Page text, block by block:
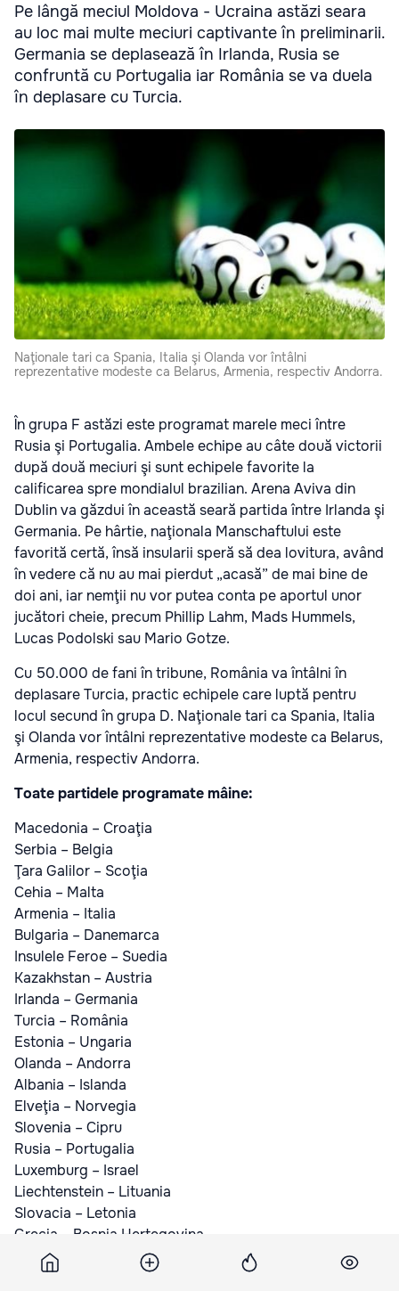
Pe lângă meciul Moldova - Ucraina astăzi seara
au loc mai multe meciuri captivante în preliminarii.
Germania se deplasează în Irlanda, Rusia se
confruntă cu Portugalia iar România se va duela
în deplasare cu Turcia.
Naţionale tari ca Spania, Italia şi Olanda vor întâlni
reprezentative modeste ca Belarus, Armenia, respectiv Andorra.
În grupa F astăzi este programat marele meci între
Rusia şi Portugalia. Ambele echipe au câte două victorii
după două meciuri şi sunt echipele favorite la
calificarea spre mondialul brazilian. Arena Aviva din
Dublin va găzdui în această seară partida între Irlanda şi
Germania. Pe hârtie, naţionala Manschaftului este
favorită certă, însă insularii speră să dea lovitura, având
în vedere că nu au mai pierdut „acasă” de mai bine de
doi ani, iar nemţii nu vor putea conta pe aportul unor
jucători cheie, precum Phillip Lahm, Mads Hummels,
Lucas Podolski sau Mario Gotze.
Cu 50.000 de fani în tribune, România va întâlni în
deplasare Turcia, practic echipele care luptă pentru
locul secund în grupa D. Naţionale tari ca Spania, Italia
şi Olanda vor întâlni reprezentative modeste ca Belarus,
Armenia, respectiv Andorra.
Toate partidele programate mâine:
Macedonia – Croaţia
Serbia – Belgia
Ţara Galilor – Scoţia
Cehia – Malta
Armenia – Italia
Bulgaria – Danemarca
Insulele Feroe – Suedia
Kazakhstan – Austria
Irlanda – Germania
Turcia – România
Estonia – Ungaria
Olanda – Andorra
Albania – Islanda
Elveţia – Norvegia
Slovenia – Cipru
Rusia – Portugalia
Luxemburg – Israel
Liechtenstein – Lituania
Slovacia – Letonia
Grecia – Bosnia Herţegovina
Moldova – Ucraina
Anglia – San Marino